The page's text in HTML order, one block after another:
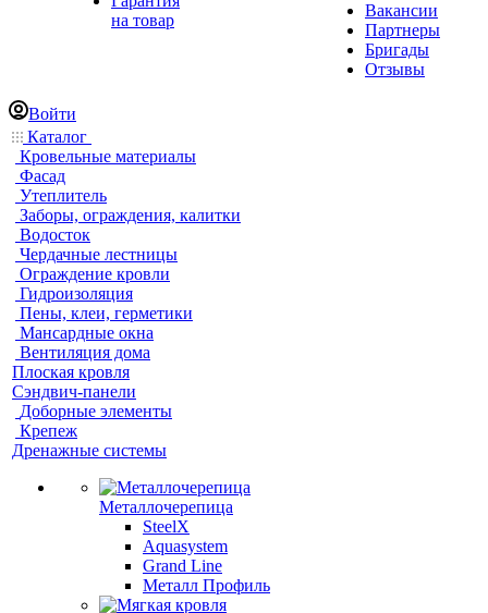
на товар
Вакансии
Партнеры
Бригады
Отзывы
Войти
Каталог
Кровельные материалы
Фасад
Утеплитель
Заборы, ограждения, калитки
Водосток
Чердачные лестницы
Ограждение кровли
Гидроизоляция
Пены, клеи, герметики
Мансардные окна
Вентиляция дома
Плоская кровля
Сэндвич-панели
Доборные элементы
Крепеж
Дренажные системы
Металлочерепица
SteelX
Aquasystem
Grand Line
Металл Профиль